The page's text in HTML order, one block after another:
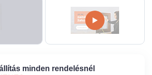
minden rendelésnél